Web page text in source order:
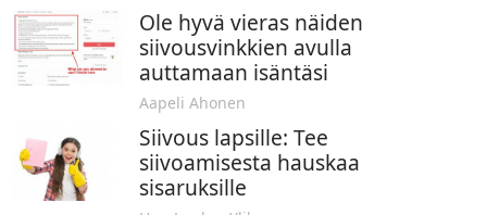
Ole hyvä vieras näiden
siivousvinkkien avulla
auttamaan isäntäsi
Aapeli Ahonen
Siivous lapsille: Tee
siivoamisesta hauskaa
sisaruksille